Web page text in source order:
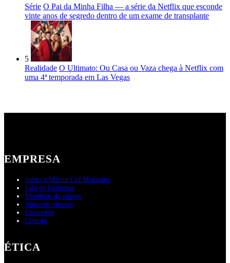
Série O Pai da Minha Filha — a série da Netflix que esconde
vinte anos de segredo dentro de um exame de transplante
5
Realidade O Ultimato: Ou Casa ou Vaza chega à Netflix com
uma 4ª temporada em Las Vegas
EMPRESA
Sobre a Martin Cid Magazine
Sala de Imprensa
Membros da equipe
Anuncie conosco
Empregos
Contato
ÉTICA